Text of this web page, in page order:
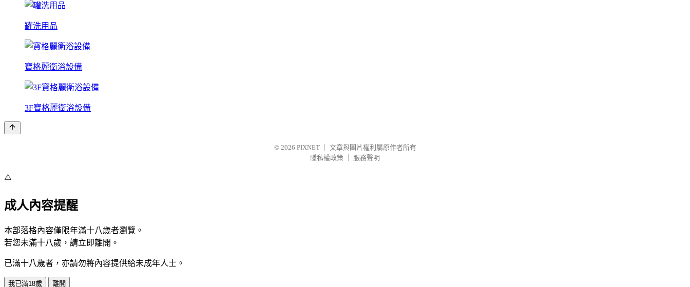
罐洗用品
寶格麗衛浴設備
3F寶格麗衛浴設備
© 2026 PIXNET
文章與圖片權利屬原作者所有
隱私權政策
服務聲明
⚠️
成人內容提醒
本部落格內容僅限年滿十八歲者瀏覽。
若您未滿十八歲，請立即離開。
已滿十八歲者，亦請勿將內容提供給未成年人士。
我已滿18歲 離開